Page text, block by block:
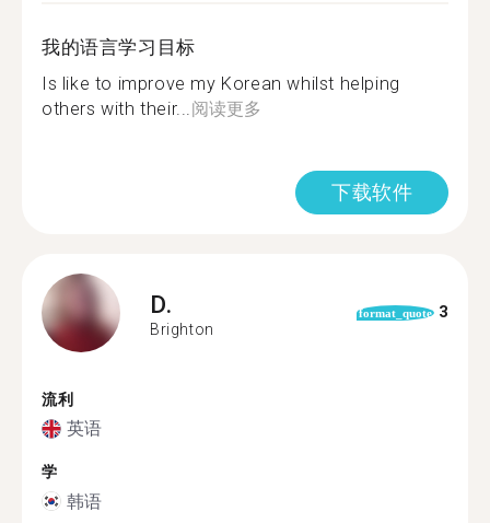
我的语言学习目标
Is like to improve my Korean whilst helping
others with their... 阅读更多
下载软件
D.
Brighton
format_quote 3
流利
英语
学
韩语